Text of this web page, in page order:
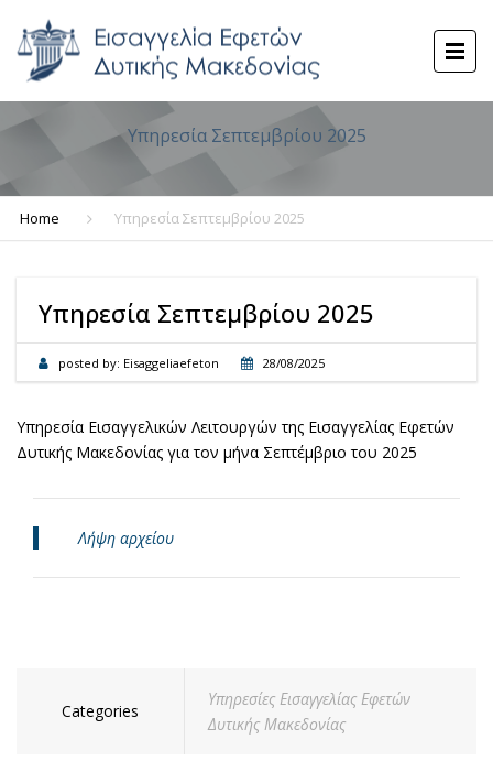
Υπηρεσία Σεπτεμβρίου 2025
Home Υπηρεσία Σεπτεμβρίου 2025
Υπηρεσία Σεπτεμβρίου 2025
posted by: Eisaggeliaefeton 28/08/2025
Υπηρεσία Εισαγγελικών Λειτουργών της Εισαγγελίας Εφετών
Δυτικής Μακεδονίας για τον μήνα Σεπτέμβριο του 2025
Λήψη αρχείου
Categories
Υπηρεσίες Εισαγγελίας Εφετών
Δυτικής Μακεδονίας